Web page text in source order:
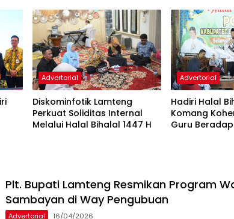
Advertorial
Diskominfotik Lamteng
Perkuat Soliditas Internal
Melalui Halal Bihalal 1447 H
Advertorial
Hadiri Halal
Komang
Guru
Plt. Bupati Lamteng Resmikan Program
Sambayan di Way Pengubuan
Advertorial 16/04/2026